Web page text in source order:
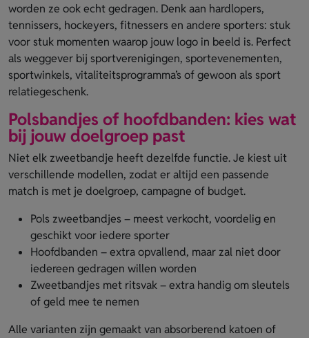
worden ze ook echt gedragen. Denk aan hardlopers,
tennissers, hockeyers, fitnessers en andere sporters: stuk
voor stuk momenten waarop jouw logo in beeld is. Perfect
als weggever bij sportverenigingen, sportevenementen,
sportwinkels, vitaliteitsprogramma’s of gewoon als sport
relatiegeschenk.
Polsbandjes of hoofdbanden: kies wat
bij jouw doelgroep past
Niet elk zweetbandje heeft dezelfde functie. Je kiest uit
verschillende modellen, zodat er altijd een passende
match is met je doelgroep, campagne of budget.
Pols zweetbandjes – meest verkocht, voordelig en
geschikt voor iedere sporter
Hoofdbanden – extra opvallend, maar zal niet door
iedereen gedragen willen worden
Zweetbandjes met ritsvak – extra handig om sleutels
of geld mee te nemen
Alle varianten zijn gemaakt van absorberend katoen of